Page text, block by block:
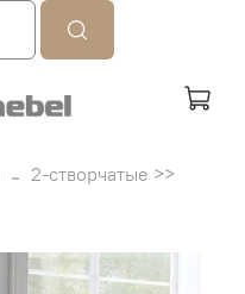
2-створчатые >>